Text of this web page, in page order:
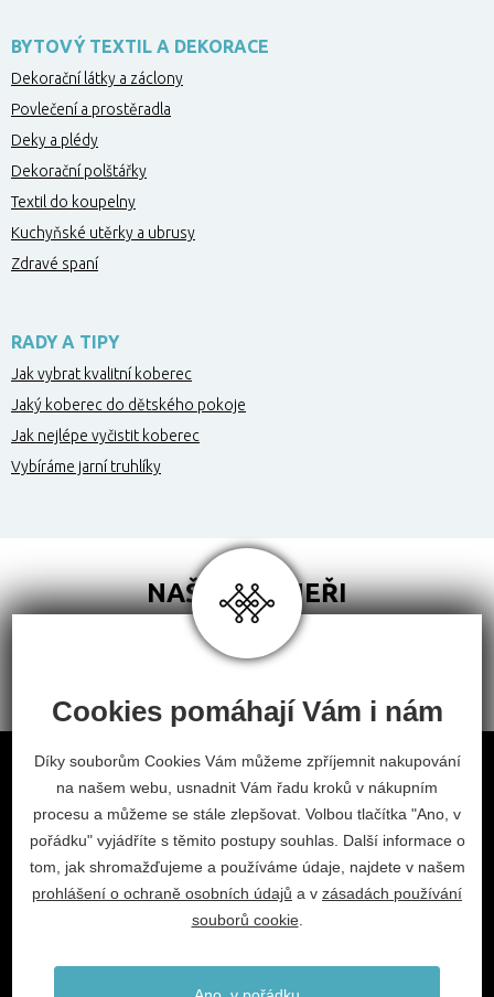
BYTOVÝ TEXTIL A DEKORACE
Dekorační látky a záclony
Povlečení a prostěradla
Deky a plédy
Dekorační polštářky
Textil do koupelny
Kuchyňské utěrky a ubrusy
Zdravé spaní
RADY A TIPY
Jak vybrat kvalitní koberec
Jaký koberec do dětského pokoje
Jak nejlépe vyčistit koberec
Vybíráme jarní truhlíky
NAŠI PARTNEŘI
Obchodní podmínky
Odstoupení od smlouvy
Nastavení cookies
facebookinstagram
2026 © Habitat, a.s.
info@habitat-cz.cz
Cookies pomáhají Vám i nám
Díky souborům Cookies Vám můžeme zpříjemnit nakupování
na našem webu, usnadnit Vám řadu kroků v nákupním
procesu a můžeme se stále zlepšovat. Volbou tlačítka "Ano, v
pořádku" vyjádříte s těmito postupy souhlas. Další informace o
tom, jak shromažďujeme a používáme údaje, najdete v našem
prohlášení o ochraně osobních údajů a v zásadách používání
souborů cookie.